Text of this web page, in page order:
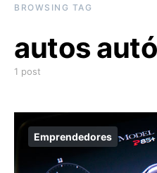
BROWSING TAG
autos
1 post
Emprendedores